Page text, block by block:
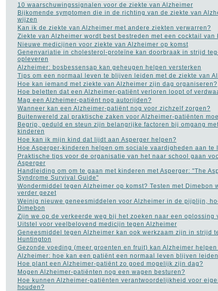
Leukemie(9)
LMD Leeftijdsgebonden
maculadegeneratie
Longkanker(27)
Longontsteking(8)
Lyme(8)
Manisch-depressiviteit(11)
Masturbatie
Migraine(24)
MS - Multiple Sclerose
(34)
Muishand(4)
Multipel Myeloom(2)
Neurose(1)
Opvoeding en
zwangerschap(105)
Osteoporose
Parkinson(16)
Pijn aan de rug(27)
Plasproblemen(9)
Plastische chirurgie
Premenstrueel syndroom
(2)
Prostaatkanker(45)
Psoriasis(10)
Pyschose(10)
Reuma
Rimpels(32)
Roken (55)
Rookverslaving
Schizofrenie(9)
Sex(281)
Slaapapneu(21)
Slapeloosheid(129)
Slechte adem(5)
Stress(45)
10 waarschuwingssignalen voor de ziekte van Alzheimer
Bijkomende symptomen die in de richting van de ziekte van
wijzen
Kan ik de ziekte van Alzheimer met andere ziekten verwarren?
Ziekte van Alzheimer wordt best bestreden met een cocktail van
Nieuwe medicijnen voor ziekte van Alzheimer op komst
Genenvariatie in cholesterol-proteïne kan doorbraak in strijd
opleveren
Alzheimer: bosbessensap kan geheugen helpen versterken
Tips om een normaal leven te blijven leiden met de ziekte van
Hoe kan iemand met ziekte van Alzheimer zijn dag organiseren?
Hoe beletten dat een Alzheimer-patiënt verloren loopt of
Mag een Alzheimer-patiënt nog autorijden?
Wanneer kan een Alzheimer-patiënt nog voor zichzelf zorgen?
Buitenwereld zal praktische zaken voor Alzheimer-patiënten
Begrip, geduld en steun zijn belangrijke factoren bij omgang
kinderen
Hoe kan ik mijn kind dat lijdt aan Asperger helpen?
Hoe Asperger-kinderen helpen om sociale vaardigheden aan te
Praktische tips voor de organisatie van het naar school gaan
Asperger
Handleiding om om te gaan met kinderen met Asperger: "The
Syndrome Survival Guide"
Wondermiddel tegen Alzheimer op komst? Testen met Dimebon
verder gezet
Weinig nieuwe geneesmiddelen voor Alzheimer in de pijplijn,
Dimebon
Zijn we op de verkeerde weg bij het zoeken naar een oplossing
Uitstel voor veelbelovend medicijn tegen Alzheimer
Geneesmiddel tegen Alzheimer kan ook werkzaam zijn in strijd
Huntington
Gezonde voeding (meer groenten en fruit) kan Alzheimer
Alzheimer: hoe kan een patiënt een normaal leven blijven
Hoe plant een Alzheimer-patiënt zo goed mogelijk zijn dag?
Mogen Alzheimer-patiënten nog een wagen besturen?
Hoe kunnen Alzheimer-patiënten verantwoordelijkheid voor
houden?